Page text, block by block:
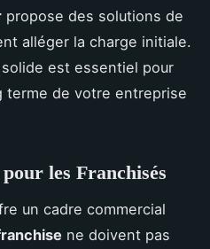
propose des solutions de
alléger la charge initiale.
est essentiel pour
terme de votre entreprise
les Franchisés
un cadre commercial
ne doivent pas